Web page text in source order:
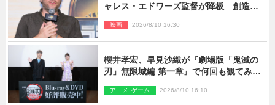
ャレス・エドワーズ監督が降板 創造性
映画 2026/8/10 16:30
櫻井孝宏、早見沙織が『劇場版「鬼滅の
刃」無限城編 第一章』で何回も観てみた
アニメ･ゲーム 2026/8/10 16:10